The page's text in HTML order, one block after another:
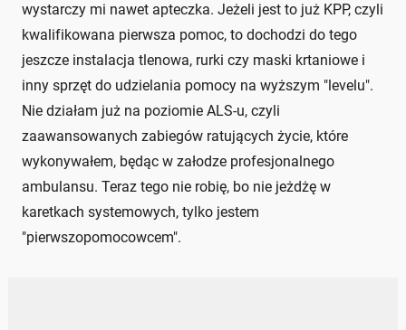
wystarczy mi nawet apteczka. Jeżeli jest to już KPP, czyli
kwalifikowana pierwsza pomoc, to dochodzi do tego
jeszcze instalacja tlenowa, rurki czy maski krtaniowe i
inny sprzęt do udzielania pomocy na wyższym "levelu".
Nie działam już na poziomie ALS-u, czyli
zaawansowanych zabiegów ratujących życie, które
wykonywałem, będąc w załodze profesjonalnego
ambulansu. Teraz tego nie robię, bo nie jeżdżę w
karetkach systemowych, tylko jestem
"pierwszopomocowcem".